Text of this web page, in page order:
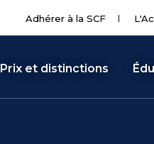
Adhérer à la SCF
Prix et distinctions